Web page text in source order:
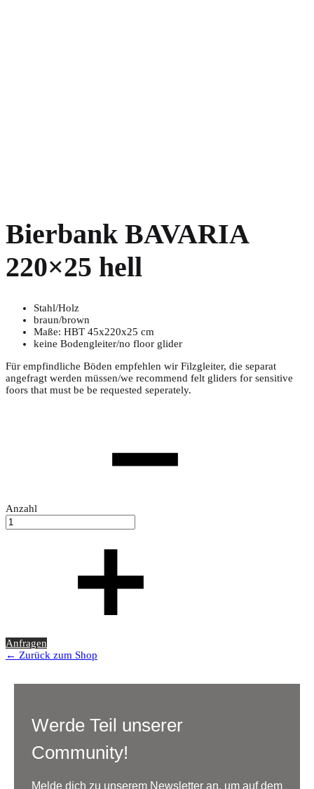
Bierbank BAVARIA
220×25 hell
Stahl/Holz
braun/brown
Maße: HBT 45x220x25 cm
keine Bodengleiter/no floor glider
Für empfindliche Böden empfehlen wir Filzgleiter, die separat
angefragt werden müssen/we recommend felt gliders for sensitive
foors that must be be requested seperately.
Anzahl
Anfragen
← Zurück zum Shop
Werde Teil unserer
Community!
Melde dich zu unserem Newsletter an, um auf dem